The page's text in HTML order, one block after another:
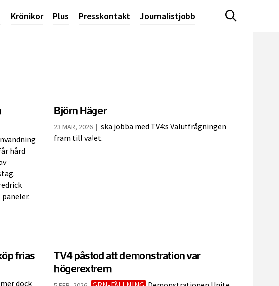
Krönikor Plus Presskontakt Journalistjobb Sök
hård
Björn Häger
23 MAR, 2026 | ska jobba med TV4:s Valutfrågningen
fram till valet.
frias
dock
TV4 påstod att demonstration var
högerextrem